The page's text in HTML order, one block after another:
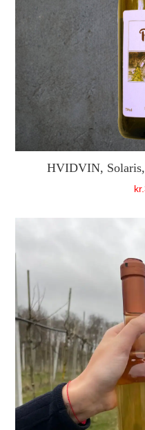
HVIDVIN,
kr.